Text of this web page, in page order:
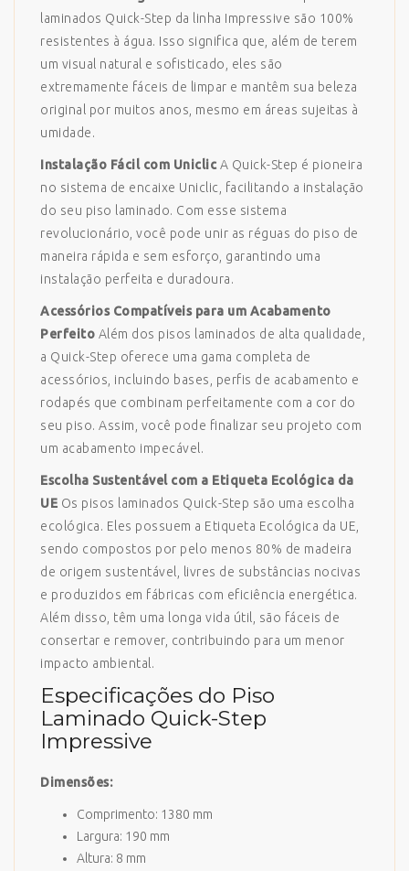
laminados Quick-Step da linha Impressive são 100%
resistentes à água. Isso significa que, além de terem
um visual natural e sofisticado, eles são
extremamente fáceis de limpar e mantêm sua beleza
original por muitos anos, mesmo em áreas sujeitas à
umidade.
Instalação Fácil com Uniclic A Quick-Step é pioneira
no sistema de encaixe Uniclic, facilitando a instalação
do seu piso laminado. Com esse sistema
revolucionário, você pode unir as réguas do piso de
maneira rápida e sem esforço, garantindo uma
instalação perfeita e duradoura.
Acessórios Compatíveis para um Acabamento
Perfeito Além dos pisos laminados de alta qualidade,
a Quick-Step oferece uma gama completa de
acessórios, incluindo bases, perfis de acabamento e
rodapés que combinam perfeitamente com a cor do
seu piso. Assim, você pode finalizar seu projeto com
um acabamento impecável.
Escolha Sustentável com a Etiqueta Ecológica da
UE Os pisos laminados Quick-Step são uma escolha
ecológica. Eles possuem a Etiqueta Ecológica da UE,
sendo compostos por pelo menos 80% de madeira
de origem sustentável, livres de substâncias nocivas
e produzidos em fábricas com eficiência energética.
Além disso, têm uma longa vida útil, são fáceis de
consertar e remover, contribuindo para um menor
impacto ambiental.
Especificações do Piso
Laminado Quick-Step
Impressive
Dimensões:
Comprimento: 1380 mm
Largura: 190 mm
Altura: 8 mm